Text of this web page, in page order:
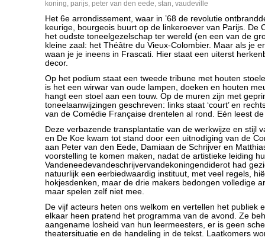
koning, parijs, peter van den eede, stan, vaudeville
Het 6e arrondissement, waar in ’68 de revolutie
keurige, bourgeois buurt op de linkeroever van Parijs. De
het oudste toneelgezelschap ter wereld (en een van de
kleine zaal: het Théâtre du Vieux-Colombier. Maar als je
waan je je ineens in Frascati. Hier staat een uiterst
decor.
Op het podium staat een tweede tribune met houten
is het een wirwar van oude lampen, doeken en houten
hangt een stoel aan een touw. Op de muren zijn met
toneelaanwijzingen geschreven: links staat ‘court’ en
van de Comédie Française drentelen al rond. Eén leest
Deze verbazende transplantatie van de werkwijze en stijl
en De Koe kwam tot stand door een uitnodiging van de
aan Peter van den Eede, Damiaan de Schrijver en
voorstelling te komen maken, nadat de artistieke leiding
Vandeneedevandeschrijvervandekoningendiderot had
natuurlijk een eerbiedwaardig instituut, met veel regels,
hokjesdenken, maar de drie makers bedongen volledige
maar spelen zelf niet mee.
De vijf acteurs heten ons welkom en vertellen het publiek
elkaar heen pratend het programma van de avond. Ze
aangename losheid van hun leermeesters, er is geen
theatersituatie en de handeling in de tekst. Laatkomers